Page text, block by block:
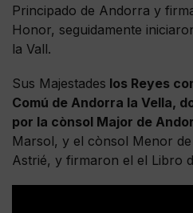
Principado de Andorra y
Honor, seguidamente
la Vall.
Sus Majestades los Reyes
Comú de Andorra la Vella,
por la cònsol Major de
Marsol, y el cònsol Menor
Astrié, y firmaron el el Libro